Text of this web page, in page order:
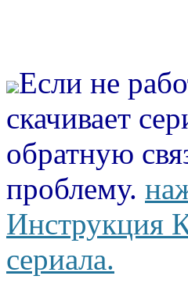
Если не
скачивает
обратную
проблему.
Инструкция
сериала.